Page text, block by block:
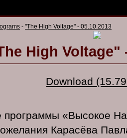
- "The High Voltage" - 05.10.2013
High Voltage"
Download
программы «Высокое
Карасёва